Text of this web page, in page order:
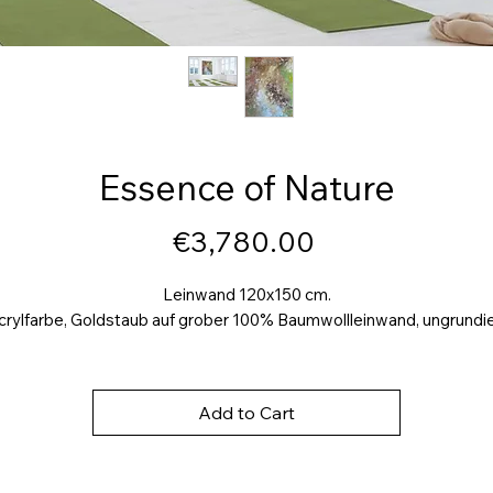
Essence of Nature
€3,780.00
Leinwand 120x150 cm.
Goldstaub auf grober 100% Baumwollleinwand,
Add to Cart